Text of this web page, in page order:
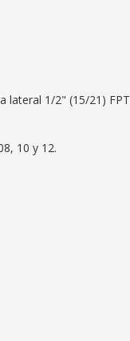
lateral 1/2" (15/21) FPT
10 y 12.